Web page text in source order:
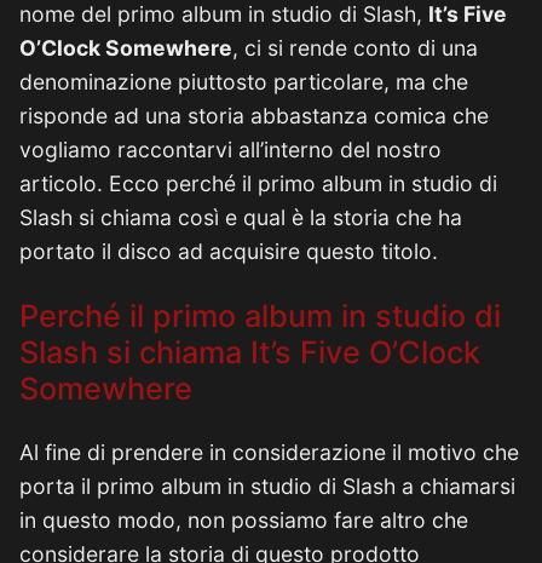
nome del primo album in studio di Slash, It’s Five
O’Clock Somewhere, ci si rende conto di una
denominazione piuttosto particolare, ma che
risponde ad una storia abbastanza comica che
vogliamo raccontarvi all’interno del nostro
articolo. Ecco perché il primo album in studio di
Slash si chiama così e qual è la storia che ha
portato il disco ad acquisire questo titolo.
Perché il primo album in studio di
Slash si chiama It’s Five O’Clock
Somewhere
Al fine di prendere in considerazione il motivo che
porta il primo album in studio di Slash a chiamarsi
in questo modo, non possiamo fare altro che
considerare la storia di questo prodotto